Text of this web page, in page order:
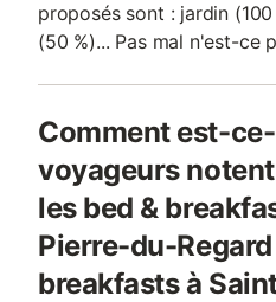
proposés sont : jardin
(50 %)... Pas mal n'est-ce
Comment est-
voyageurs
les bed &
Pierre-du-Regard
breakfasts à